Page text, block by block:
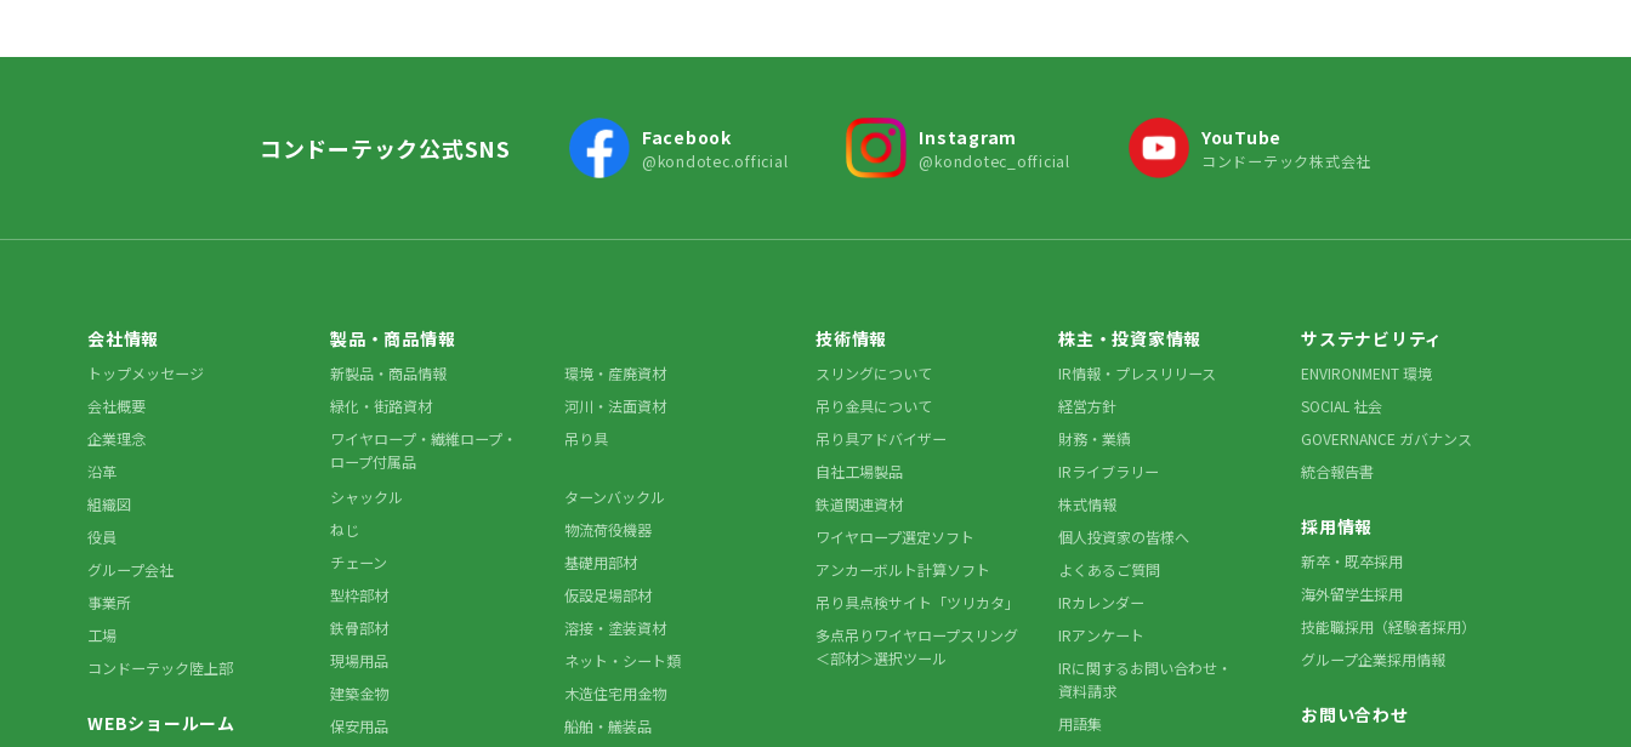
コンドーテック公式SNS Facebook
@kondotec.official
Instagram
@kondotec_official
YouTube
コンドーテック株式会社
会社情報
トップメッセージ
会社概要
企業理念
沿革
組織図
役員
グループ会社
事業所
工場
コンドーテック陸上部
WEBショールーム
製品・商品情報
新製品・商品情報
環境・産廃資材
緑化・街路資材
河川・法面資材
ワイヤロープ・繊維ロープ・
ロープ付属品
吊り具
シャックル
ターンバックル
ねじ
物流荷役機器
チェーン
基礎用部材
型枠部材
仮設足場部材
鉄骨部材
溶接・塗装資材
現場用品
ネット・シート類
建築金物
木造住宅用金物
保安用品
船舶・艤装品
技術情報
スリングについて
吊り金具について
吊り具アドバイザー
自社工場製品
鉄道関連資材
ワイヤロープ選定ソフト
アンカーボルト計算ソフト
吊り具点検サイト「ツリカタ」
多点吊りワイヤロープスリング
＜部材＞選択ツール
株主・投資家情報
IR情報・プレスリリース
経営方針
財務・業績
IRライブラリー
株式情報
個人投資家の皆様へ
よくあるご質問
IRカレンダー
IRアンケート
IRに関するお問い合わせ・
資料請求
用語集
サステナビリティ
ENVIRONMENT 環境
SOCIAL 社会
GOVERNANCE ガバナンス
統合報告書
採用情報
新卒・既卒採用
海外留学生採用
技能職採用（経験者採用）
グループ企業採用情報
お問い合わせ